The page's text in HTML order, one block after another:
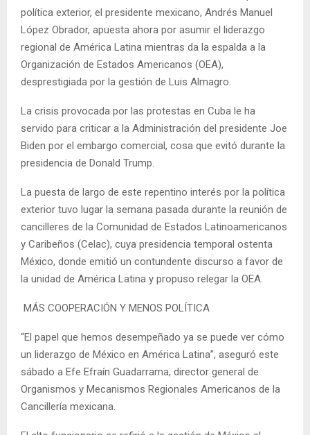
política exterior, el presidente mexicano, Andrés Manuel
López Obrador, apuesta ahora por asumir el liderazgo
regional de América Latina mientras da la espalda a la
Organización de Estados Americanos (OEA),
desprestigiada por la gestión de Luis Almagro.
La crisis provocada por las protestas en Cuba le ha
servido para criticar a la Administración del presidente Joe
Biden por el embargo comercial, cosa que evitó durante la
presidencia de Donald Trump.
La puesta de largo de este repentino interés por la política
exterior tuvo lugar la semana pasada durante la reunión de
cancilleres de la Comunidad de Estados Latinoamericanos
y Caribeños (Celac), cuya presidencia temporal ostenta
México, donde emitió un contundente discurso a favor de
la unidad de América Latina y propuso relegar la OEA.
MÁS COOPERACIÓN Y MENOS POLÍTICA
“El papel que hemos desempeñado ya se puede ver cómo
un liderazgo de México en América Latina”, aseguró este
sábado a Efe Efraín Guadarrama, director general de
Organismos y Mecanismos Regionales Americanos de la
Cancillería mexicana.